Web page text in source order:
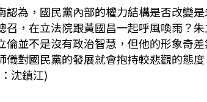
認為，國民黨內部的權力結構是否改變
召，在立法院跟黃國昌一起呼風喚雨？
倫並不是沒有政治智慧，但他的形象奇
儀對國民黨的發展就會抱持較悲觀的態
沈鎮江)